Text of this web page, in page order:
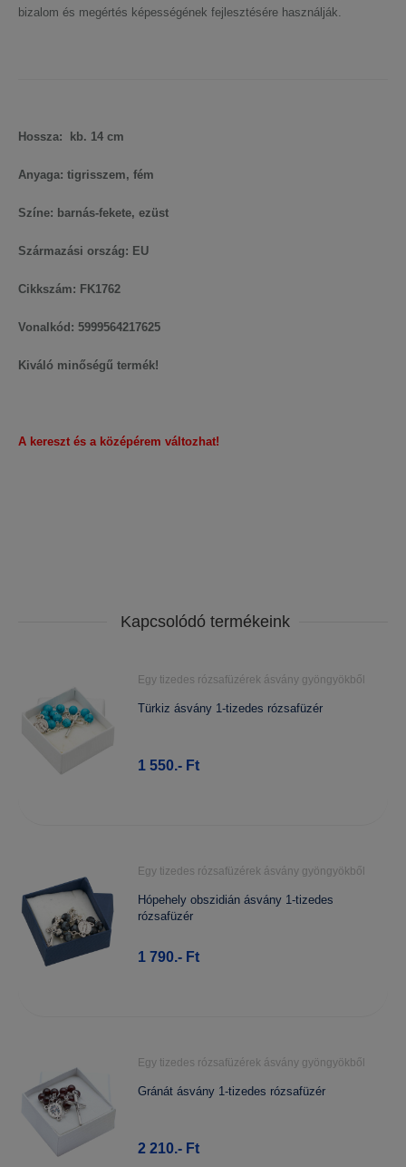
bizalom és megértés képességének fejlesztésére használják.
Hossza: kb. 14 cm
Anyaga: tigrisszem, fém
Színe: barnás-fekete, ezüst
Származási ország: EU
Cikkszám: FK1762
Vonalkód: 5999564217625
Kiváló minőségű termék!
A kereszt és a középérem változhat!
Kapcsolódó termékeink
Egy tizedes rózsafüzérek ásvány gyöngyökből
Türkiz ásvány 1-tizedes rózsafüzér
1 550.- Ft
Egy tizedes rózsafüzérek ásvány gyöngyökből
Hópehely obszidián ásvány 1-tizedes
rózsafüzér
1 790.- Ft
Egy tizedes rózsafüzérek ásvány gyöngyökből
Gránát ásvány 1-tizedes rózsafüzér
2 210.- Ft